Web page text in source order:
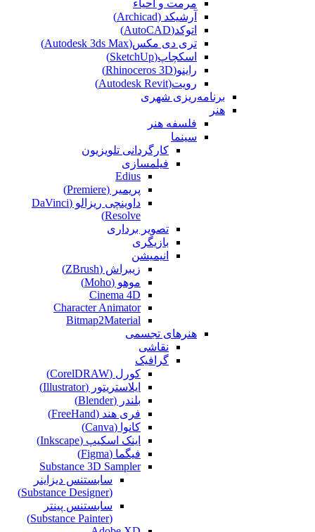
مرمت و احیاء
آرشیکد (Archicad)
اتوکد(AutoCAD)
تری دی مکس(Autodesk 3ds Max)
اسکچاپ(SketchUp)
راینو(Rhinoceros 3D)
رویت(Autodesk Revit)
برنامه‌ریزی شهری
هنر
فلسفه هنر
سینما
کارگردانی تلویزیون
فیلمسازی
Edius
پریمیر (Premiere)
داوینچی ریزالو (DaVinci
Resolve)
تصویر برداری
بازیگری
انیمیشن
زیبراش (ZBrush)
موهو (Moho)
Cinema 4D
Character Animator
Bitmap2Material
هنرهای تجسمی
نقاشی‌
گرافیک
کورل (CorelDRAW)
ایلاستریتور (Illustrator)
بلندر (Blender)
فری هند (FreeHand)
کانوا (Canva)
اینک اسکیپ (Inkscape)
فیگما (Figma‎)
Substance 3D Sampler
سابستنس دیزاینر
(Substance Designer)
سابستنس پینتر
(Substance Painter)